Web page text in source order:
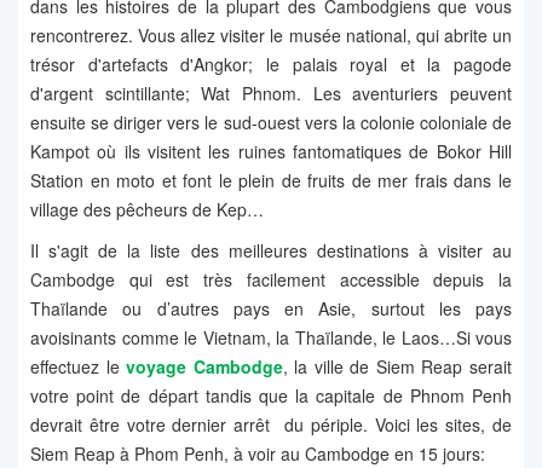
dans les histoires de la plupart des Cambodgiens que vous
rencontrerez. Vous allez visiter le musée national, qui abrite un
trésor d'artefacts d'Angkor; le palais royal et la pagode
d'argent scintillante; Wat Phnom. Les aventuriers peuvent
ensuite se diriger vers le sud-ouest vers la colonie coloniale de
Kampot où ils visitent les ruines fantomatiques de Bokor Hill
Station en moto et font le plein de fruits de mer frais dans le
village des pêcheurs de Kep…
Il s'agit de la liste des meilleures destinations à visiter au
Cambodge qui est très facilement accessible depuis la
Thaïlande ou d’autres pays en Asie, surtout les pays
avoisinants comme le Vietnam, la Thaïlande, le Laos…Si vous
effectuez levoyage Cambodge, la ville de Siem Reap serait
votre point de départ tandis que la capitale de Phnom Penh
devrait être votre dernier arrêt du périple. Voici les sites, de
Siem Reap à Phom Penh, à voir au Cambodge en 15 jours: